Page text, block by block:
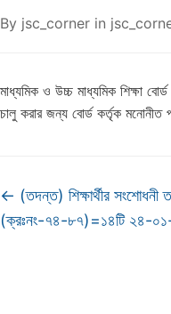
By jsc_corner in
মাধ্যমিক ও উচ্চ মাধ্যমিক শিক্ষা
চালু করার জন্য বোর্ড কর্তৃক মনোনীত
← (তদন্ত) শিক্ষার্থীর সংশোধনী
(ক্রঃনং-৭৪-৮৭)=১৪টি ২৪-